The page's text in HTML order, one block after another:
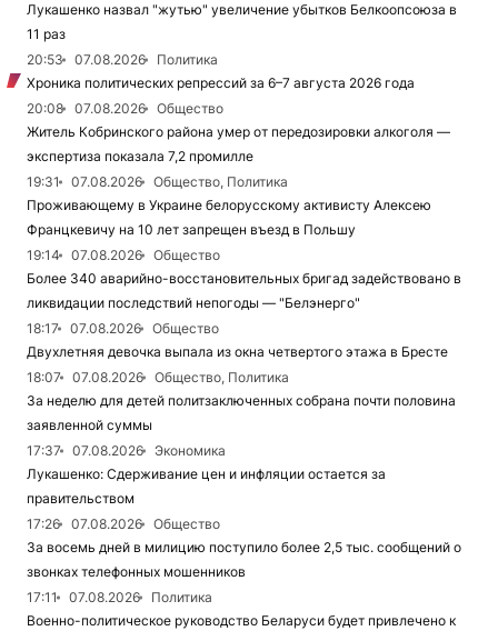
Лукашенко назвал "жутью" увеличение убытков Белкоопсоюза в
11 раз
20:53
07.08.2026
Политика
Хроника политических репрессий за 6–7 августа 2026 года
20:08
07.08.2026
Общество
Житель Кобринского района умер от передозировки алкоголя —
экспертиза показала 7,2 промилле
19:31
07.08.2026
Общество, Политика
Проживающему в Украине белорусскому активисту Алексею
Францкевичу на 10 лет запрещен въезд в Польшу
19:14
07.08.2026
Общество
Более 340 аварийно-восстановительных бригад задействовано в
ликвидации последствий непогоды — "Белэнерго"
18:17
07.08.2026
Общество
Двухлетняя девочка выпала из окна четвертого этажа в Бресте
18:07
07.08.2026
Общество, Политика
За неделю для детей политзаключенных собрана почти половина
заявленной суммы
17:37
07.08.2026
Экономика
Лукашенко: Сдерживание цен и инфляции остается за
правительством
17:26
07.08.2026
Общество
За восемь дней в милицию поступило более 2,5 тыс. сообщений о
звонках телефонных мошенников
17:11
07.08.2026
Политика
Военно-политическое руководство Беларуси будет привлечено к